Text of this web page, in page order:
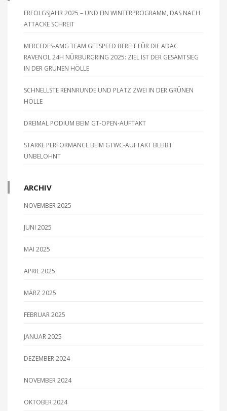
ERFOLGSJAHR 2025 – UND EIN WINTERPROGRAMM, DAS NACH
ATTACKE SCHREIT
MERCEDES-AMG TEAM GETSPEED BEREIT FÜR DIE ADAC
RAVENOL 24H NÜRBURGRING 2025: ZIEL IST DER GESAMTSIEG
IN DER GRÜNEN HÖLLE
SCHNELLSTE RENNRUNDE UND PLATZ ZWEI IN DER GRÜNEN
HÖLLE
DREIMAL PODIUM BEIM GT-OPEN-AUFTAKT
STARKE PERFORMANCE BEIM GTWC-AUFTAKT BLEIBT
UNBELOHNT
ARCHIV
NOVEMBER 2025
JUNI 2025
MAI 2025
APRIL 2025
MÄRZ 2025
FEBRUAR 2025
JANUAR 2025
DEZEMBER 2024
NOVEMBER 2024
OKTOBER 2024